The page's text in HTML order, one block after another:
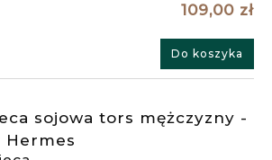
109,00 zł
Do koszyka
sojowa tors mężczyzny -
Hermes